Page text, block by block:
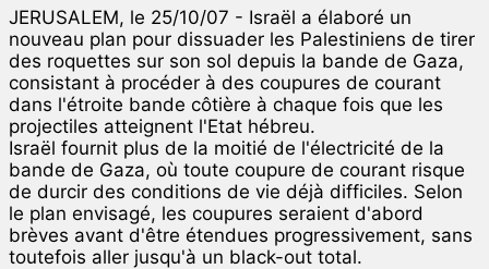
JERUSALEM, le 25/10/07 - Israël a élaboré un
nouveau plan pour dissuader les Palestiniens de tirer
des roquettes sur son sol depuis la bande de Gaza,
consistant à procéder à des coupures de courant
dans l'étroite bande côtière à chaque fois que les
projectiles atteignent l'Etat hébreu.
Israël fournit plus de la moitié de l'électricité de la
bande de Gaza, où toute coupure de courant risque
de durcir des conditions de vie déjà difficiles. Selon
le plan envisagé, les coupures seraient d'abord
brèves avant d'être étendues progressivement, sans
toutefois aller jusqu'à un black-out total.